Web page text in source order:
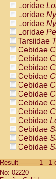
Loridae
Loridae
Loridae
Loridae
Tarsiidae
Cebidae
Cebidae
Cebidae
Cebidae
Cebidae
Cebidae
Cebidae
Cebidae
Cebidae
Cebidae
Cebidae
Cebidae
Cebidae
Cebidae
Result-----------1 - 1
No: 02220